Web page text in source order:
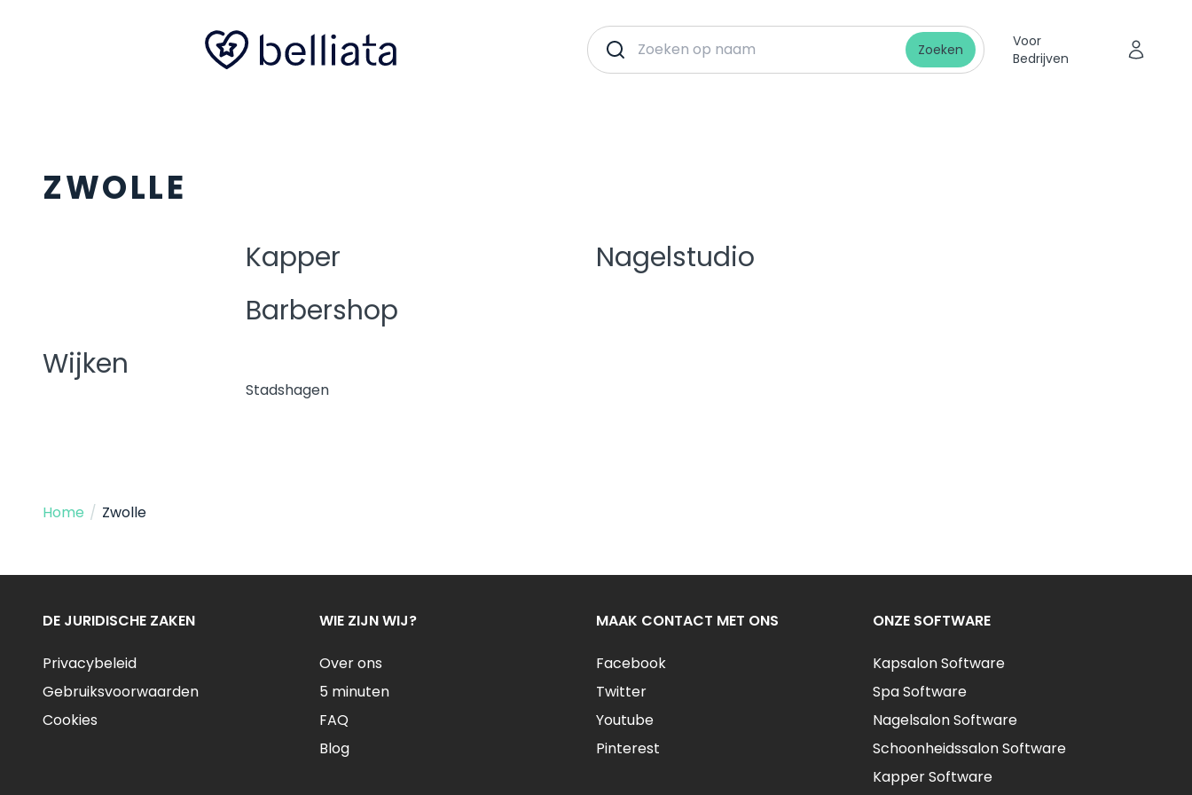
Zoeken
Voor
Bedrijven
ZWOLLE
Kapper
Nagelstudio
Barbershop
Wijken
Stadshagen
Home / Zwolle
DE JURIDISCHE ZAKEN
Privacybeleid
Gebruiksvoorwaarden
Cookies
WIE ZIJN WIJ?
Over ons
5 minuten
FAQ
Blog
MAAK CONTACT MET ONS
Facebook
Twitter
Youtube
Pinterest
ONZE SOFTWARE
Kapsalon Software
Spa Software
Nagelsalon Software
Schoonheidssalon Software
Kapper Software